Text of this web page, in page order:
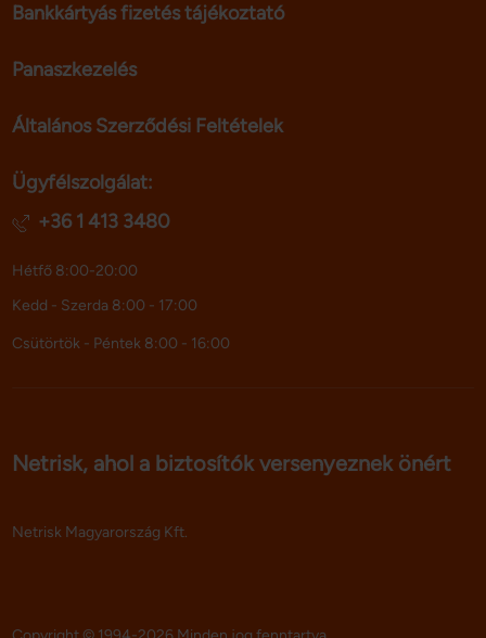
Bankkártyás fizetés tájékoztató
Panaszkezelés
Általános Szerződési Feltételek
Ügyfélszolgálat:
+36 1 413 3480
Hétfő 8:00-20:00
Kedd - Szerda 8:00 - 17:00
Csütörtök - Péntek 8:00 - 16:00
Netrisk, ahol a biztosítók versenyeznek önért
Netrisk Magyarország Kft.